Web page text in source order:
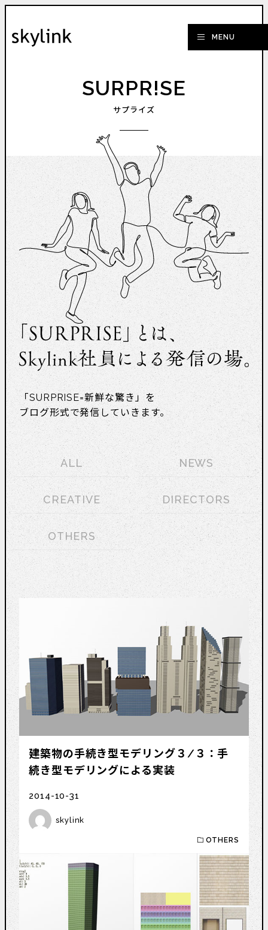
SURPR!SE
サプライズ
「SURPRISE=新鮮な驚き」を
ブログ形式で発信していきます。
ALL NEWS
CREATIVE DIRECTORS
OTHERS
建築物の手続き型モデリング３/３：手
続き型モデリングによる実装
2014-10-31
skylink
OTHERS